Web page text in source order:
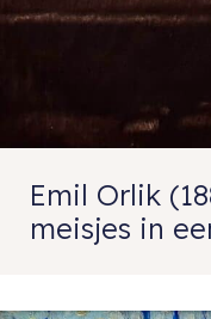
Emil Orlik
meisjes in